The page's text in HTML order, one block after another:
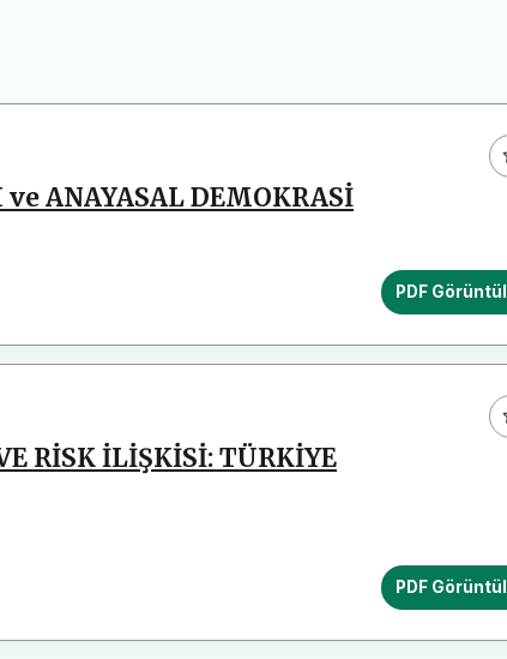
ANAYASAL DEMOKRASİ
PDF
RİSK İLİŞKİSİ: TÜRKİYE
PDF